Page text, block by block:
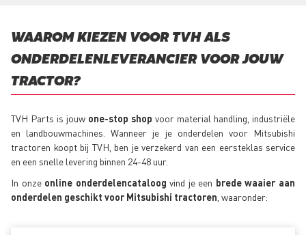
WAAROM KIEZEN VOOR TVH ALS
ONDERDELENLEVERANCIER VOOR JOUW
TRACTOR?
TVH Parts is jouw one-stop shop voor material handling, industriële
en landbouwmachines. Wanneer je je onderdelen voor Mitsubishi
tractoren koopt bij TVH, ben je verzekerd van een eersteklas service
en een snelle levering binnen 24-48 uur.
In onze online onderdelencataloog vind je een brede waaier aan
onderdelen geschikt voor Mitsubishi tractoren , waaronder: